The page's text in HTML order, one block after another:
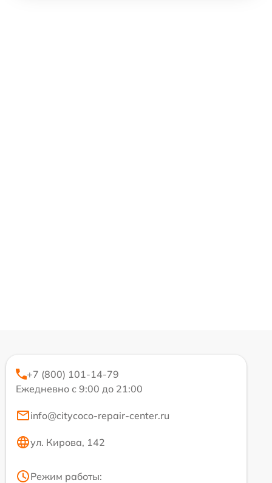
+7 (800) 101-14-79
Ежедневно с 9:00 до 21:00
info@citycoco-repair-center.ru
ул. Кирова, 142
Режим работы: